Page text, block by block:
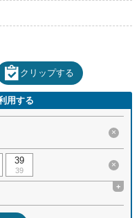
クリップする
用する
×
39
39
×
+